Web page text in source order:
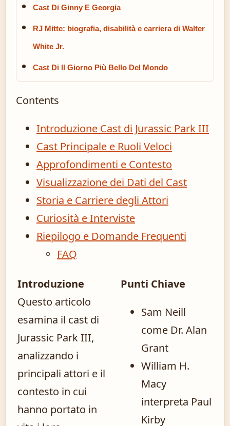
Cast Di Ginny E Georgia
RJ Mitte: biografia, disabilità e carriera di Walter
White Jr.
Cast Di Il Giorno Più Bello Del Mondo
Contents
Introduzione Cast di Jurassic Park III
Cast Principale e Ruoli Veloci
Approfondimenti e Contesto
Visualizzazione dei Dati del Cast
Storia e Carriere degli Attori
Curiosità e Interviste
Riepilogo e Domande Frequenti
FAQ
Introduzione
Questo articolo
esamina il cast di
Jurassic Park III,
analizzando i
principali attori e il
contesto in cui
hanno portato in
Punti Chiave
Sam Neill
come Dr. Alan
Grant
William H.
Macy
interpreta Paul
Kirby